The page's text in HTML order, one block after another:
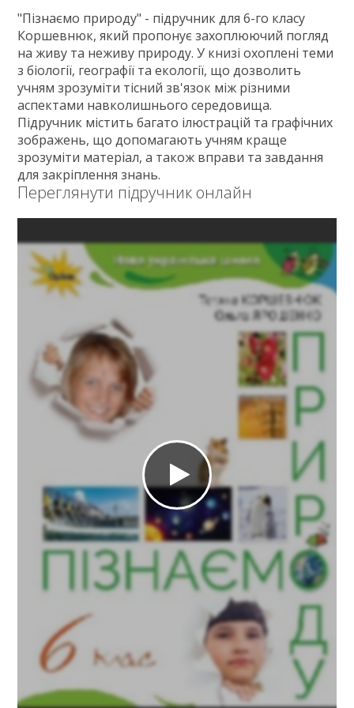
Зв'язок
Політика
"Пізнаємо природу" - підручник для 6-го класу
Коршевнюк, який пропонує захоплюючий погляд
на живу та неживу природу. У книзі охоплені теми
з біології, географії та екології, що дозволить
учням зрозуміти тісний зв'язок між різними
аспектами навколишнього середовища.
Підручник містить багато ілюстрацій та графічних
зображень, що допомагають учням краще
зрозуміти матеріал, а також вправи та завдання
для закріплення знань.
Переглянути підручник онлайн